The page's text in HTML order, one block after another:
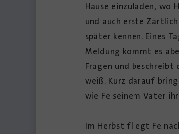
Hause einzuladen, wo
und auch erste
später kennen. Eines
Meldung kommt es
Fragen und beschreibt
weiß. Kurz darauf
wie Fe seinem Vater
Im Herbst fliegt Fe